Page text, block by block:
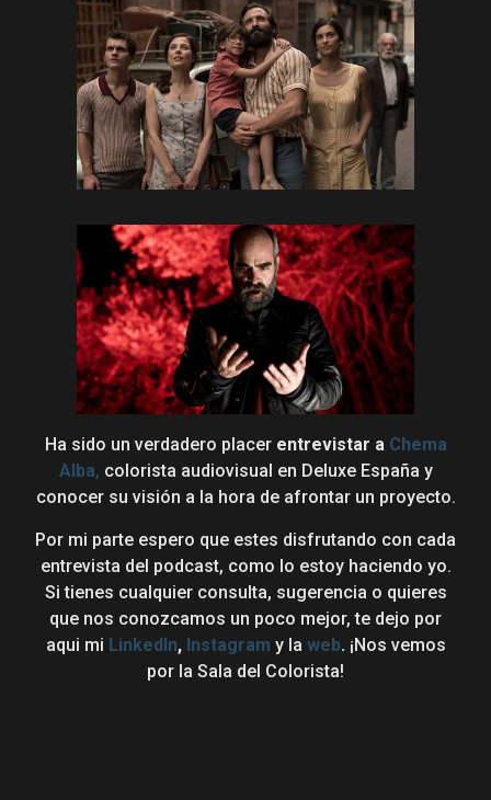
Ha sido un verdadero placer entrevistar a Chema
Alba, colorista audiovisual en Deluxe España y
conocer su visión a la hora de afrontar un proyecto.
Por mi parte espero que estes disfrutando con cada
entrevista del podcast, como lo estoy haciendo yo.
Si tienes cualquier consulta, sugerencia o quieres
que nos conozcamos un poco mejor, te dejo por
aqui mi LinkedIn,Instagram y la web. ¡Nos vemos
por la Sala del Colorista!